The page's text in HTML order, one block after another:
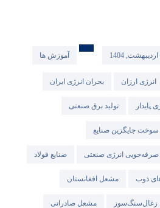
آموزش ها
انرژی ارزان بحران انرژی ایران
پایدار تولید برق صنعتی
سوخت جایگزین صنایع
صرفه‌جویی انرژی صنعتی صنایع فولاد
ذوب مشعل افغانستان
مشعل صادراتی